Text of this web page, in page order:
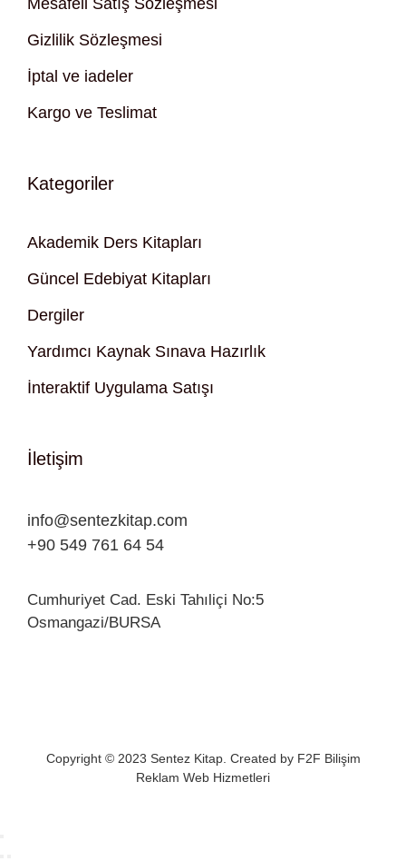
Mesafeli Satış Sözleşmesi
Gizlilik Sözleşmesi
İptal ve iadeler
Kargo ve Teslimat
Kategoriler
Akademik Ders Kitapları
Güncel Edebiyat Kitapları
Dergiler
Yardımcı Kaynak Sınava Hazırlık
İnteraktif Uygulama Satışı
İletişim
info@sentezkitap.com
+90 549 761 64 54
Cumhuriyet Cad. Eski Tahıliçi No:5
Osmangazi/BURSA
Copyright © 2023 Sentez Kitap. Created by F2F Bilişim
Reklam Web Hizmetleri